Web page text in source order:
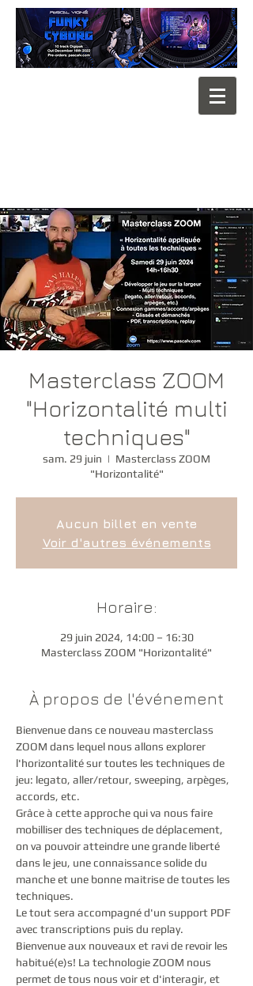
Masterclass ZOOM
"Horizontalité multi
techniques"
sam. 29 juin
  |
Masterclass ZOOM
"Horizontalité"
Aucun billet en vente
Voir d'autres événements
Horaire:
29 juin 2024, 14:00 – 16:30
Masterclass ZOOM "Horizontalité"
À propos de l'événement
Bienvenue dans ce nouveau masterclass
ZOOM dans lequel nous allons explorer
l'horizontalité sur toutes les techniques de
jeu: legato, aller/retour, sweeping, arpèges,
accords, etc.
Grâce à cette approche qui va nous faire
mobilliser des techniques de déplacement,
on va pouvoir atteindre une grande liberté
dans le jeu, une connaissance solide du
manche et une bonne maitrise de toutes les
techniques.
Le tout sera accompagné d'un support PDF
avec transcriptions puis du replay.
Bienvenue aux nouveaux et ravi de revoir les
habitué(e)s! La technologie ZOOM nous
permet de tous nous voir et d'interagir, et